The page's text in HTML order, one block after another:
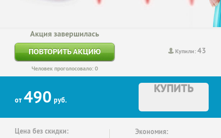
Купили:43
Акция завершилась
ПОВТОРИТЬ АКЦИЮ
Человек проголосовало: 0
от 490 руб.
КУПИТЬ
Цена без скидки: Экономия: